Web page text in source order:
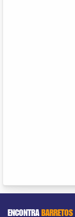
ENCONTRABARRETOS